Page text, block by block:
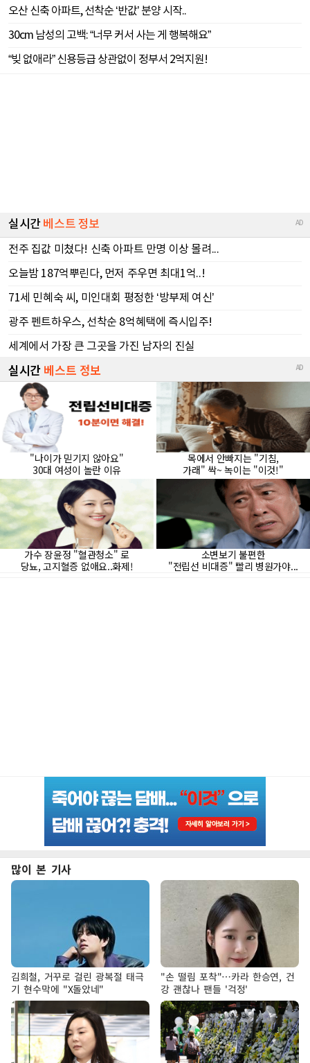
많이 본 기사
김희철, 거꾸로 걸린 광복절 태극
기 현수막에 "X돌았네"
"손 떨림 포착"…카라 한승연, 건
강 괜찮나 팬들 '걱정'